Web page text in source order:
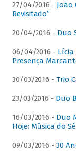
27/04/2016 - João
Revisitado”
20/04/2016 - Duo
06/04/2016 -
Presença
30/03/2016 - Trio
23/03/2016 - Duo
16/03/2016 - Duo
Hoje: Música do
09/03/2016 - 30